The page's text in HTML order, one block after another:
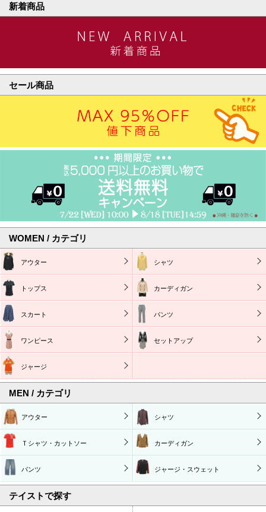
新着商品
セール商品
WOMEN / カテゴリ
アウター シャツ
トップス カーディガン
スカート パンツ
ワンピース セットアップ
ジャージ
MEN / カテゴリ
アウター シャツ
Ｔシャツ・カットソー カーディガン
パンツ ジャージ・スウェット
テイストで探す